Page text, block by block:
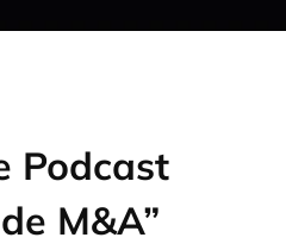
Podcast
M&A”